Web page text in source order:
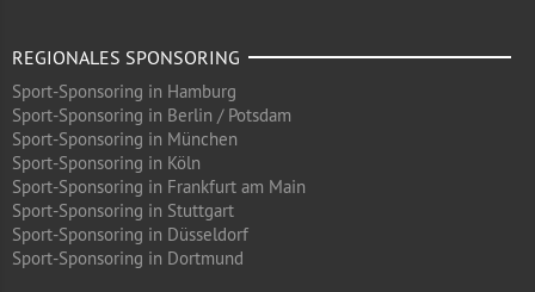
REGIONALES SPONSORING
Sport-Sponsoring in Hamburg
Sport-Sponsoring in Berlin / Potsdam
Sport-Sponsoring in München
Sport-Sponsoring in Köln
Sport-Sponsoring in Frankfurt am Main
Sport-Sponsoring in Stuttgart
Sport-Sponsoring in Düsseldorf
Sport-Sponsoring in Dortmund